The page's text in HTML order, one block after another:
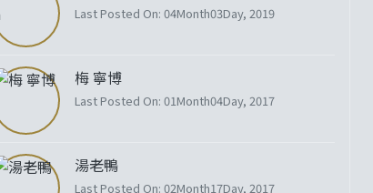
Last Posted On: 04Month03Day, 2019
梅 寧博
Last Posted On: 01Month04Day, 2017
湯老鴨
Last Posted On: 02Month17Day, 2017